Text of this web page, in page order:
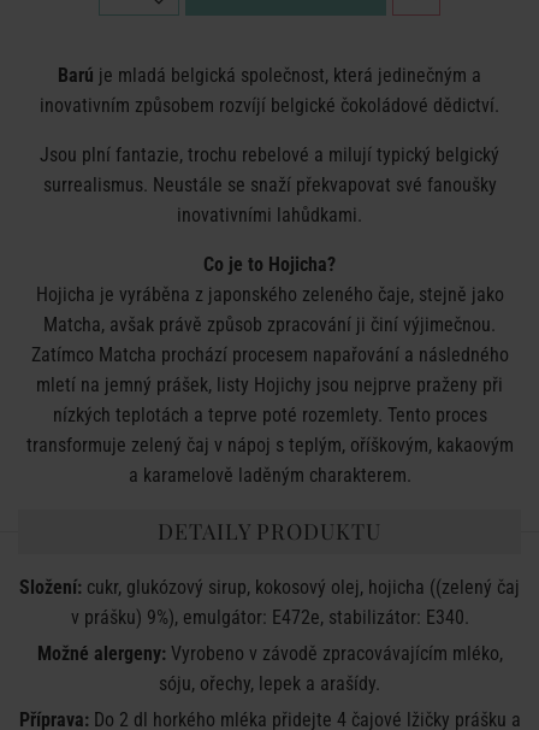
Barú je mladá belgická společnost, která jedinečným a
inovativním způsobem rozvíjí belgické čokoládové dědictví.
Jsou plní fantazie, trochu rebelové a milují typický belgický
surrealismus. Neustále se snaží překvapovat své fanoušky
inovativními lahůdkami.
Co je to Hojicha?
Hojicha je vyráběna z japonského zeleného čaje, stejně jako
Matcha, avšak právě způsob zpracování ji činí výjimečnou.
Zatímco Matcha prochází procesem napařování a následného
mletí na jemný prášek, listy Hojichy jsou nejprve praženy při
nízkých teplotách a teprve poté rozemlety. Tento proces
transformuje zelený čaj v nápoj s teplým, oříškovým, kakaovým
a karamelově laděným charakterem.
DETAILY PRODUKTU
Složení: cukr, glukózový sirup, kokosový olej, hojicha ((zelený čaj
v prášku) 9%), emulgátor: E472e, stabilizátor: E340.
Možné alergeny:Vyrobeno v závodě zpracovávajícím mléko,
sóju, ořechy, lepek a arašídy.
Příprava:Do 2 dl horkého mléka přidejte 4 čajové lžičky prášku a